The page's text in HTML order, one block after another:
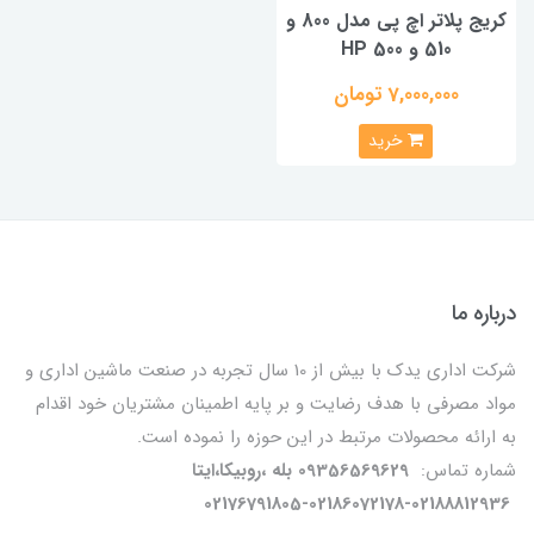
کریج پلاتر اچ پی مدل 800 و
510 و HP 500
7,000,000 تومان
خرید
درباره ما
شرکت اداری یدک با بیش از 10 سال تجربه در صنعت ماشین اداری و
مواد مصرفی با هدف رضایت و بر پایه اطمینان مشتریان خود اقدام
به ارائه محصولات مرتبط در این حوزه را نموده است.
شماره تماس: 09356569629 بله ،روبیکا،ایتا
02176791805-02186072178-02188812936